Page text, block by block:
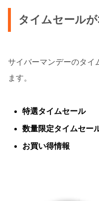
タイムセール
サイバーマンデーのタイ
ます。
特選タイムセール
数量限定タイムセー
お買い得情報